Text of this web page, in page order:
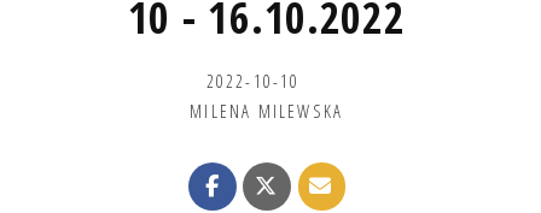
10 - 16.10.2022
2022-10-10
MILENA MILEWSKA